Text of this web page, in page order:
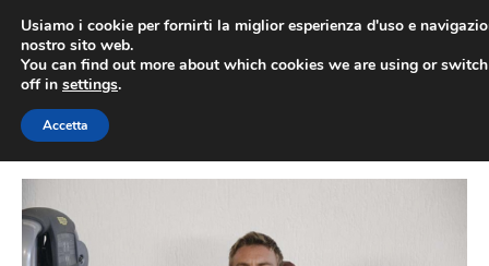
contenuto
Usiamo i cookie per fornirti la miglior esperienza d'uso e
nostro sito web.
You can find out more about which cookies we are using or
off in settings.
Accetta